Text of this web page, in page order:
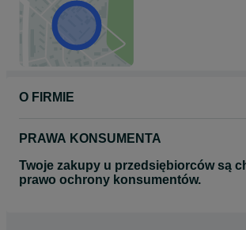
Arek tel. 5 0 9 - 8 2 3 - 2 2 2
O FIRMIE
PRAWA KONSUMENTA
Twoje zakupy u przedsiębiorców są
prawo ochrony konsumentów.